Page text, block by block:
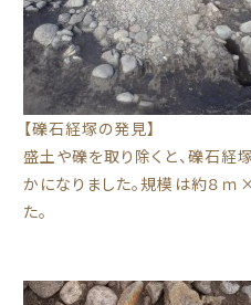
【礫石経塚の発見】
盛土や礫を取り除くと、礫石経
かになりました。規模は約８ｍ
た。